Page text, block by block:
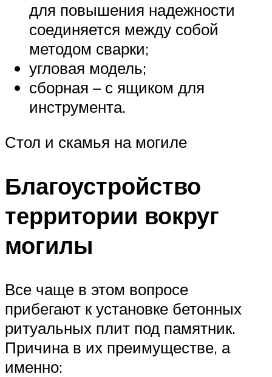
для повышения надежности
соединяется между собой
методом сварки;
угловая модель;
сборная – с ящиком для
инструмента.
Стол и скамья на могиле
Благоустройство
территории вокруг
могилы
Все чаще в этом вопросе
прибегают к установке бетонных
ритуальных плит под памятник.
Причина в их преимуществе, а
именно: